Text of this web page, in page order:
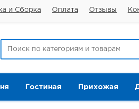
и Сборка Оплата Отзывы
Гостиная Прихожая